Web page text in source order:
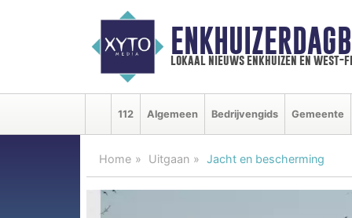
lokaal nieuws enkhuizen en west-
112 Algemeen Bedrijvengids Gemeente
Home Uitgaan Jacht en bescherming